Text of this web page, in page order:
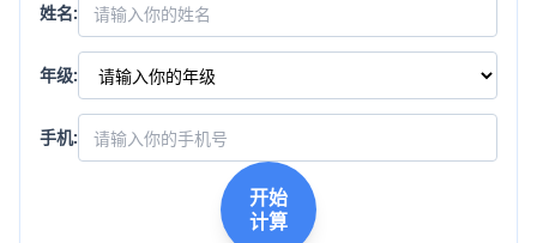
姓名:
年级:
手机:
开始
计算